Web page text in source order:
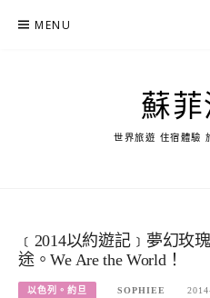
MENU
蘇菲
世界旅遊 住宿體驗
﹝2014以約遊記﹞夢幻玫
途。We Are the World！
以色列。約旦 SOPHIEE